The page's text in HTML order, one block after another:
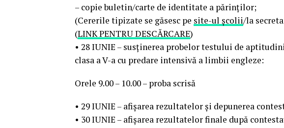
– copie buletin/carte de identitate a părinților;
(Cererile tipizate se găsesc pe site-ul școlii/la
(LINK PENTRU DESCĂRCARE)
• 28 IUNIE – susținerea probelor testului de
clasa a V-a cu predare intensivă a limbii engleze:
Orele 9.00 – 10.00 – proba scrisă
• 29 IUNIE – afișarea rezultatelor și depunerea
• 30 IUNIE – afișarea rezultatelor finale după